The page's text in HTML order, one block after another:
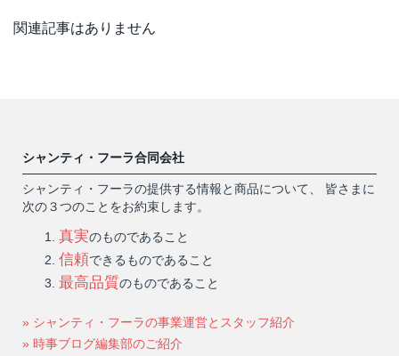
関連記事はありません
シャンティ・フーラ合同会社
シャンティ・フーラの提供する情報と商品について、 皆さまに
次の３つのことをお約束します。
真実のものであること
信頼できるものであること
最高品質のものであること
» シャンティ・フーラの事業運営とスタッフ紹介
» 時事ブログ編集部のご紹介